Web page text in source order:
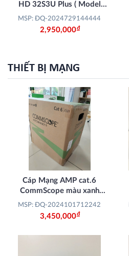
HD 32S3U Plus ( Model
mới 2024)
MSP: ĐQ-2024729144444
2,950,000Đ
THIẾT BỊ MẠNG
Cáp Mạng AMP cat.6
CommScope màu xanh
dương (Dùng ngoài trời)
MSP: ĐQ-2024101712242
3,450,000Đ